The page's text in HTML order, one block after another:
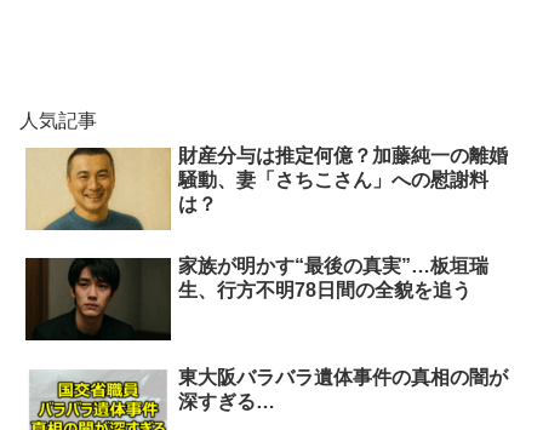
人気記事
財産分与は推定何億？加藤純一の離婚
騒動、妻「さちこさん」への慰謝料
は？
家族が明かす“最後の真実”…板垣瑞
生、行方不明78日間の全貌を追う
東大阪バラバラ遺体事件の真相の闇が
深すぎる…